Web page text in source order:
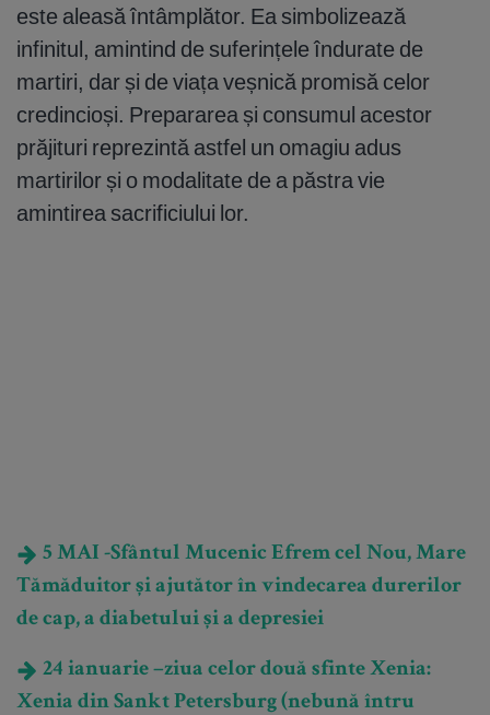
este aleasă întâmplător. Ea simbolizează
infinitul, amintind de suferințele îndurate de
martiri, dar și de viața veșnică promisă celor
credincioși. Prepararea și consumul acestor
prăjituri reprezintă astfel un omagiu adus
martirilor și o modalitate de a păstra vie
amintirea sacrificiului lor.
5 MAI -Sfântul Mucenic Efrem cel Nou, Mare
Tămăduitor și ajutător în vindecarea durerilor
de cap, a diabetului și a depresiei
24 ianuarie –ziua celor două sfinte Xenia:
Xenia din Sankt Petersburg (nebună întru